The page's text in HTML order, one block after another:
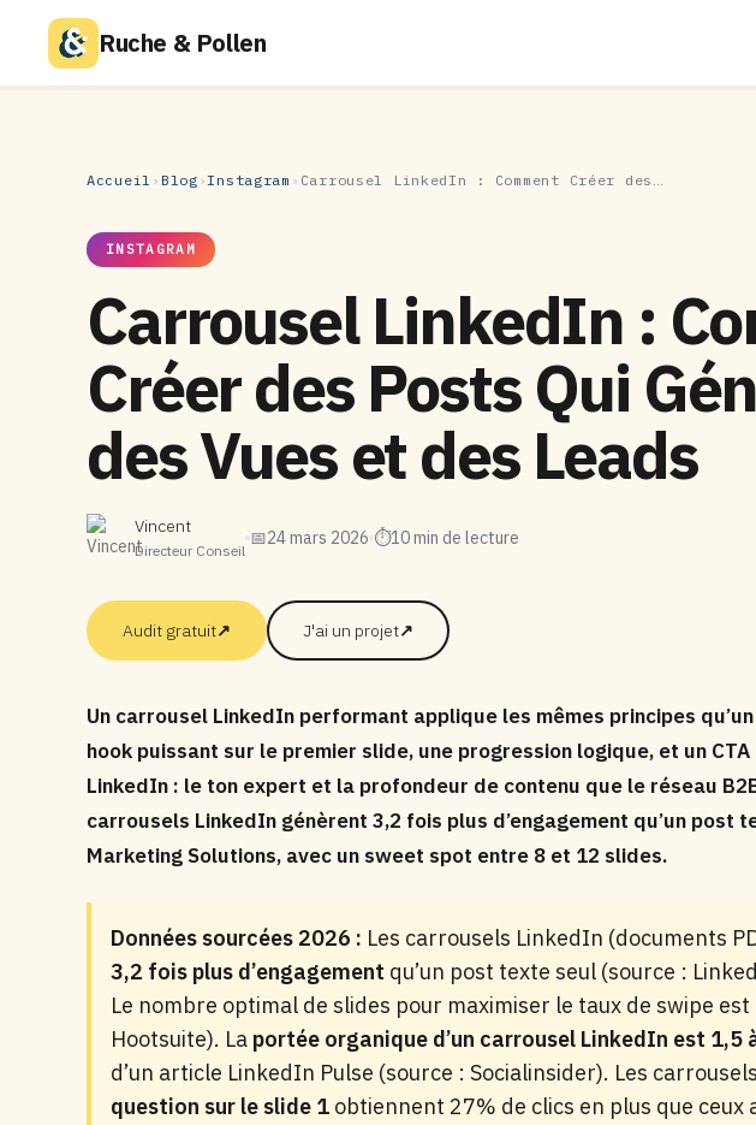
Ruche & Pollen
Accueil › Blog ›Instagram › Carrousel LinkedIn : Comment Créer des…
INSTAGRAM
Carrousel LinkedIn :
Créer des Posts Qui
des Vues et des Leads
Vincent
Directeur Conseil
📅24 mars 2026 ⏱10 min de lecture
Audit gratuit↗ J'ai un projet↗
Un carrousel LinkedIn performant applique les mêmes principes
hook puissant sur le premier slide, une progression logique, et un
LinkedIn : le ton expert et la profondeur de contenu que le réseau
carrousels LinkedIn génèrent 3,2 fois plus d’engagement qu’un post
Marketing Solutions, avec un sweet spot entre 8 et 12 slides.
Données sourcées 2026 : Les carrousels LinkedIn (documents
3,2 fois plus d’engagement qu’un post texte seul (source :
Le nombre optimal de slides pour maximiser le taux de swipe est
Hootsuite). La portée organique d’un carrousel LinkedIn est 1,5
d’un article LinkedIn Pulse (source : Socialinsider). Les
question sur le slide 1 obtiennent 27% de clics en plus que